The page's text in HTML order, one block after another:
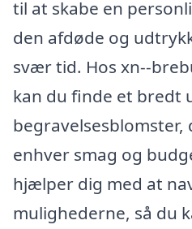
til at skabe en
den afdøde og
svær tid. Hos xn--
kan du finde et bredt
begravelsesblomster,
enhver smag og
hjælper dig med at
mulighederne, så du